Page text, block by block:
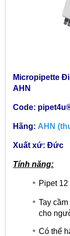
Micropipette
AHN
Code:
Hãng: AHN
Xuất xứ: Đức
Tính năng:
Pipet 12
Tay
cho
Có thể